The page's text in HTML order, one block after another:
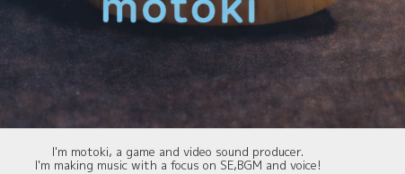
I'm motoki, a game and video sound producer.
I'm making music with a focus on SE,BGM and voice!